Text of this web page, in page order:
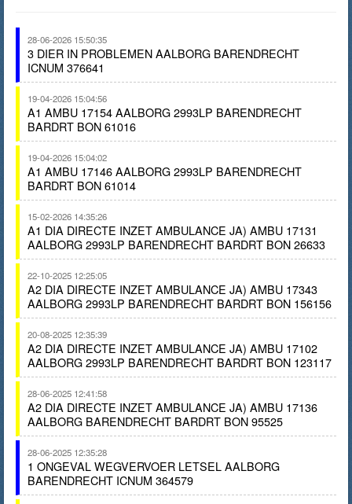
28-06-2026 15:50:35
3 DIER IN PROBLEMEN AALBORG BARENDRECHT
ICNUM 376641
19-04-2026 15:04:56
A1 AMBU 17154 AALBORG 2993LP BARENDRECHT
BARDRT BON 61016
19-04-2026 15:04:02
A1 AMBU 17146 AALBORG 2993LP BARENDRECHT
BARDRT BON 61014
15-02-2026 14:35:26
A1 DIA DIRECTE INZET AMBULANCE JA) AMBU 17131
AALBORG 2993LP BARENDRECHT BARDRT BON 26633
22-10-2025 12:25:05
A2 DIA DIRECTE INZET AMBULANCE JA) AMBU 17343
AALBORG 2993LP BARENDRECHT BARDRT BON 156156
20-08-2025 12:35:39
A2 DIA DIRECTE INZET AMBULANCE JA) AMBU 17102
AALBORG 2993LP BARENDRECHT BARDRT BON 123117
28-06-2025 12:41:58
A2 DIA DIRECTE INZET AMBULANCE JA) AMBU 17136
AALBORG BARENDRECHT BARDRT BON 95525
28-06-2025 12:35:28
1 ONGEVAL WEGVERVOER LETSEL AALBORG
BARENDRECHT ICNUM 364579